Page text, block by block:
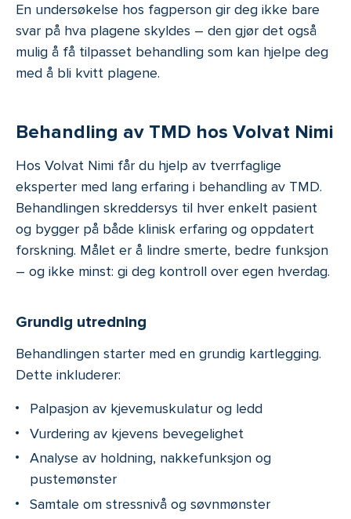
En undersøkelse hos fagperson gir deg ikke bare
svar på hva plagene skyldes – den gjør det også
mulig å få tilpasset behandling som kan hjelpe deg
med å bli kvitt plagene.
Behandling av TMD hos Volvat Nimi
Hos Volvat Nimi får du hjelp av tverrfaglige
eksperter med lang erfaring i behandling av TMD.
Behandlingen skreddersys til hver enkelt pasient
og bygger på både klinisk erfaring og oppdatert
forskning. Målet er å lindre smerte, bedre funksjon
– og ikke minst: gi deg kontroll over egen hverdag.
Grundig utredning
Behandlingen starter med en grundig kartlegging.
Dette inkluderer:
Palpasjon av kjevemuskulatur og ledd
Vurdering av kjevens bevegelighet
Analyse av holdning, nakkefunksjon og
pustemønster
Samtale om stressnivå og søvnmønster